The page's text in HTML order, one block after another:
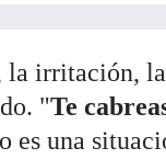
la irritación,
"Te
es una